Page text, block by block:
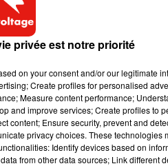
Cooper ont promis de célébrer
leur première prestation
plus enthousiaste que jamais
sa statuette.
: «En réalité, nous en avons
lui expliquer comment nous
cool et orthodoxe d’interpréter
du détail de Bradley Cooper,
privée est notre priorité
on your consent and/or our legitimate
Create profiles for personalised
Measure content performance;
and improve services; Create profiles to
content; Ensure security, prevent and
privacy choices. These technologies
Identify devices based on
from other data sources; Link different